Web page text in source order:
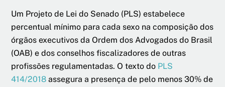
Um Projeto de Lei do Senado (PLS) estabelece
percentual mínimo para cada sexo na composição dos
órgãos executivos da Ordem dos Advogados do Brasil
(OAB) e dos conselhos fiscalizadores de outras
profissões regulamentadas. O texto do PLS
414/2018 assegura a presença de pelo menos 30% de